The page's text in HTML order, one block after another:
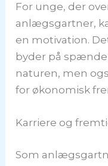
For unge, der
anlægsgartner,
en motivation.
byder på
naturen, men
for økonomisk
Karriere og
Som